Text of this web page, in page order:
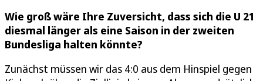
Wie groß wäre Ihre Zuversicht, dass sich die U 21
diesmal länger als eine Saison in der zweiten
Bundesliga halten könnte?
Zunächst müssen wir das 4:0 aus dem Hinspiel gegen